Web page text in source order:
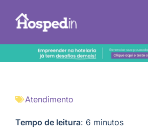
Atendimento
Tempo de leitura: 6 minutos